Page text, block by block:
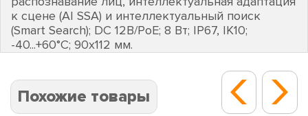
к сцене (AI SSA) и интеллектуальный поиск
(Smart Search); DC 12В/PoE; 8 Вт; IP67, IK10;
-40...+60°C; 90х112 мм.
Похожие товары